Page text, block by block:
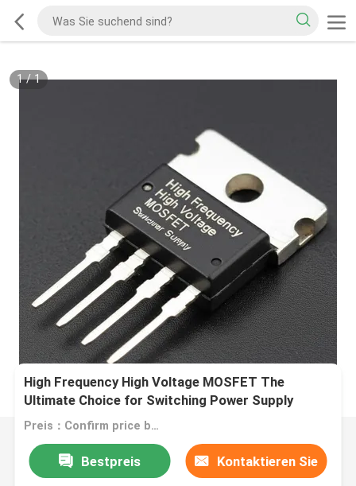
1/1
High Frequency High Voltage MOSFET The
Ultimate Choice for Switching Power Supply
Preis：Confirm price based on product
Bestpreis Kontaktieren Sie